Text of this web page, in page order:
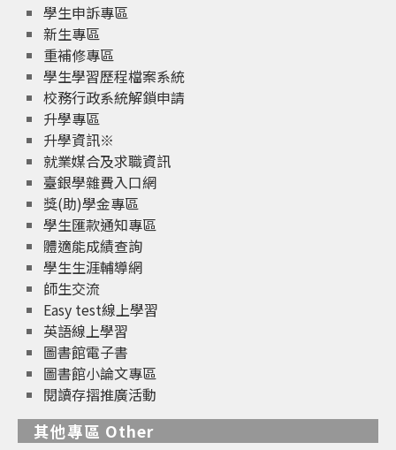
學生申訴專區
新生專區
重補修專區
學生學習歷程檔案系統
校務行政系統解鎖申請
升學專區
升學資訊※
就業媒合及求職資訊
臺銀學雜費入口網
獎(助)學金專區
學生匯款通知專區
體適能成績查詢
學生生涯輔導網
師生交流
Easy test線上學習
英語線上學習
圖書館電子書
圖書館小論文專區
閱讀存摺推廣活動
其他專區 Other